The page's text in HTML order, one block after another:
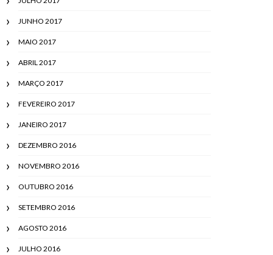
JUNHO 2017
MAIO 2017
ABRIL 2017
MARÇO 2017
FEVEREIRO 2017
JANEIRO 2017
DEZEMBRO 2016
NOVEMBRO 2016
OUTUBRO 2016
SETEMBRO 2016
AGOSTO 2016
JULHO 2016